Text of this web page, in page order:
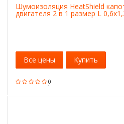
Шумоизоляция HeatShield
двигателя 2 в 1 размер L
0
Все цены Купить